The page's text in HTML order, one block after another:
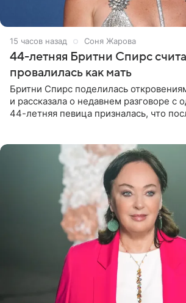
15 часов назад Соня Жарова
44-летняя Бритни Спирс
провалилась как мать
Бритни Спирс поделилась
и рассказала о недавнем разговоре с
44-летняя певица призналась, что